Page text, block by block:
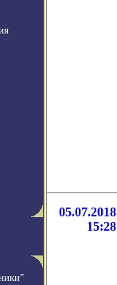
05.07.2018
15:28